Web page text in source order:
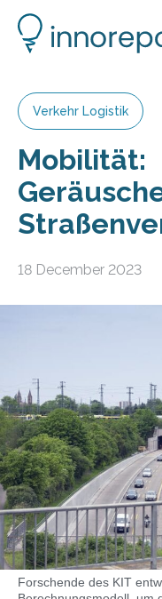
Verkehr Logistik
Mobilität:
18 December 2023
Forschende des KIT